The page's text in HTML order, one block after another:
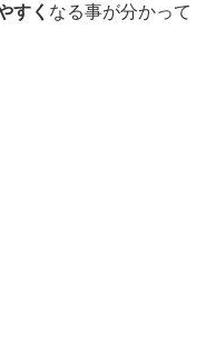
すく なる事が分かって